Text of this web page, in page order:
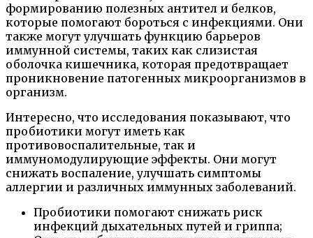
формированию полезных антител и белков,
которые помогают бороться с инфекциями. Они
также могут улучшать функцию барьеров
иммунной системы, таких как слизистая
оболочка кишечника, которая предотвращает
проникновение патогенных микроорганизмов в
организм.
Интересно, что исследования показывают, что
пробиотики могут иметь как
противовоспалительные, так и
иммуномодулирующие эффекты. Они могут
снижать воспаление, улучшать симптомы
аллергии и различных иммунных заболеваний.
Пробиотики помогают снижать риск
инфекций дыхательных путей и гриппа;